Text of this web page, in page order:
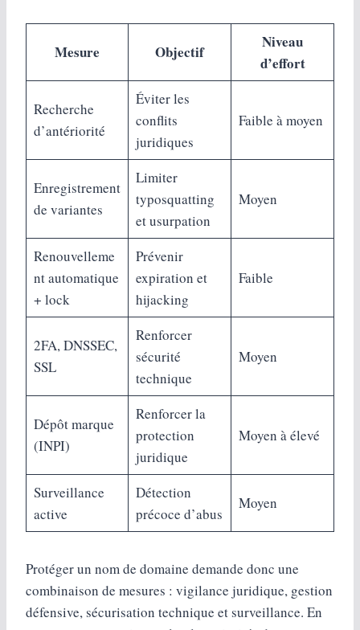
Mesure Objectif
Niveau
d’effort
Recherche
d’antériorité
Éviter les
conflits
juridiques
Faible à moyen
Enregistrement
de variantes
Limiter
typosquatting
et usurpation
Moyen
Renouvelleme
nt automatique
+ lock
Prévenir
expiration et
hijacking
Faible
2FA, DNSSEC,
SSL
Renforcer
sécurité
technique
Moyen
Dépôt marque
(INPI)
Renforcer la
protection
juridique
Moyen à élevé
Surveillance
active
Détection
précoce d’abus
Moyen
Protéger un nom de domaine demande donc une
combinaison de mesures : vigilance juridique, gestion
défensive, sécurisation technique et surveillance. En